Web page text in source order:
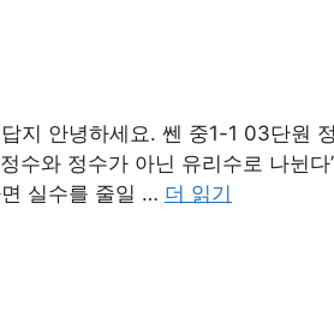
지 안녕하세요. 쎈 중1-1 03단원
와 정수가 아닌 유리수로 나뉜다
실수를 줄일 … 더 읽기